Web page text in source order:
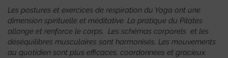
Les postures et exercices de respiration du Yoga ont une
dimension spirituelle et méditative. La pratique du Pilates
allonge et renforce le corps. Les schémas corporels et les
déséquilibres musculaires sont harmonisés. Les mouvements
au quotidien sont plus efficaces, coordonnées et gracieux.